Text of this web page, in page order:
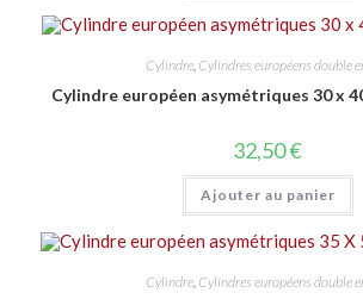
Cylindre, Cylindres européens double
Cylindre européen asymétriques 30 x
32,50€
Ajouter au panier
Cylindre Cylindres européens double